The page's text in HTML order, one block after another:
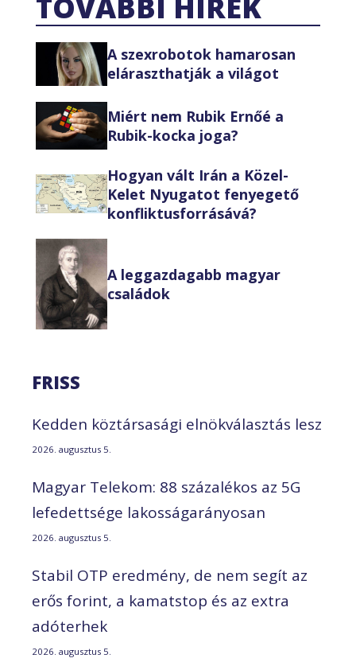
A szexrobotok hamarosan
eláraszthatják a világot
Miért nem Rubik Ernőé a
Rubik-kocka joga?
Hogyan vált Irán a Közel-
Kelet Nyugatot fenyegető
konfliktusforrásává?
A leggazdagabb magyar
családok
FRISS
Kedden köztársasági elnökválasztás lesz
2026. augusztus 5.
Magyar Telekom: 88 százalékos az 5G
lefedettsége lakosságarányosan
2026. augusztus 5.
Stabil OTP eredmény, de nem segít az
erős forint, a kamatstop és az extra
adóterhek
2026. augusztus 5.